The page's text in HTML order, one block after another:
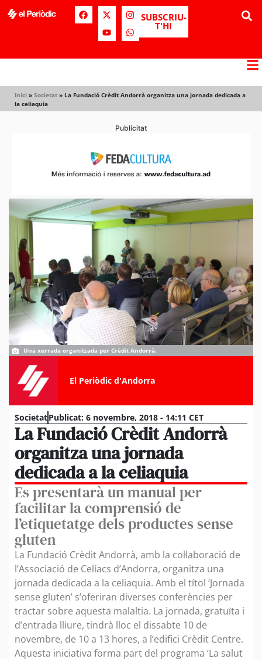
SUBSCRIU-
T'HI
Inici » Societat » La Fundació Crèdit Andorrà organitza una jornada dedicada a
la celiaquia
Publicitat
Una xerrada organitzada per Crèdit Andorrà.
El Periòdic d'Andorra
SocietatPublicat: 6 novembre, 2018 - 14:11 CET
La Fundació Crèdit Andorrà
organitza una jornada
dedicada a la celiaquia
Es presentarà un manual per
facilitar la comprensió de
l’etiquetatge dels productes sense
gluten
La Fundació Crèdit Andorrà, amb la col·laboració de
l’Associació de Celíacs d’Andorra, organitza una
jornada dedicada a la celiaquia. Amb el títol ‘Jornada
sense gluten’ s’oferiran diverses conferències per
tractar sobre aquesta malaltia. La jornada, gratuïta i
d’entrada lliure, tindrà lloc el dissabte 10 de
novembre, de 10 a 13 hores, a l’edifici Crèdit Centre.
Aquesta iniciativa forma part del programa ‘La salut